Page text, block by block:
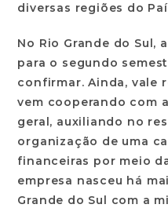
diversas regiões do
No Rio Grande do Sul,
para o segundo
confirmar. Ainda, vale
vem cooperando com
geral, auxiliando no
organização de uma
financeiras por meio
empresa nasceu há
Grande do Sul com a